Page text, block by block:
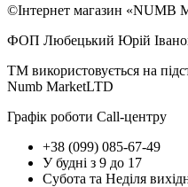
©Інтернет магазин
ФОП Любецький Юрій
ТМ використовується на
Numb MarketLTD
Графік роботи Call-центру
+38 (099) 085-67-49
У будні з 9 до 17
Субота та Неділя